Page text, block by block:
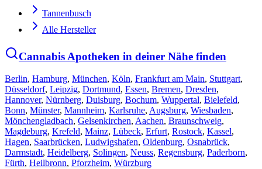
Tannenbusch
Alle Hersteller
Cannabis Apotheken in deiner Nähe finden
Berlin, Hamburg, München, Köln, Frankfurt am Main, Stuttgart,
Düsseldorf, Leipzig, Dortmund, Essen, Bremen, Dresden,
Hannover, Nürnberg, Duisburg, Bochum, Wuppertal, Bielefeld,
Bonn, Münster, Mannheim, Karlsruhe, Augsburg, Wiesbaden,
Mönchengladbach, Gelsenkirchen, Aachen, Braunschweig,
Magdeburg, Krefeld, Mainz, Lübeck, Erfurt, Rostock, Kassel,
Hagen, Saarbrücken, Ludwigshafen, Oldenburg, Osnabrück,
Darmstadt, Heidelberg, Solingen, Neuss, Regensburg, Paderborn,
Fürth, Heilbronn, Pforzheim, Würzburg